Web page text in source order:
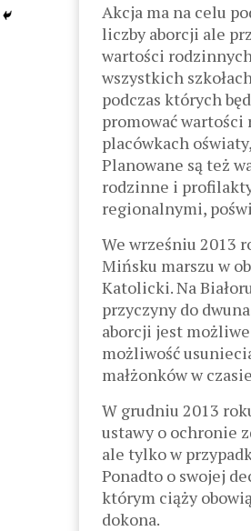
Akcja ma na celu
liczby aborcji ale
wartości
wszystkich
podczas których
promować
placówkach
Planowane są też
rodzinne i
regionalnymi,
We wrześniu 2013
Mińsku marszu w
Katolicki. Na
przyczyny do
aborcji jest
możliwość
małżonków w
W grudniu 2013
ustawy o ochronie
ale tylko w
Ponadto o swojej
którym ciąży
dokona.